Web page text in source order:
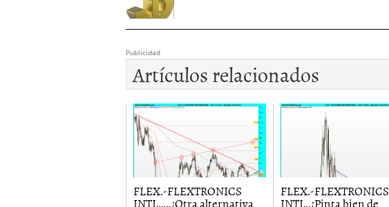
Publicidad
Artículos relacionados
FLEX.-FLEXTRONICS
INTL…..¡Otra alternativa
FLEX.-FLEXTRONICS
INTL..¡Pinta bien de